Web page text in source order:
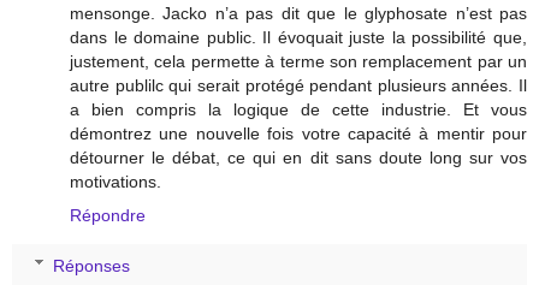
mensonge. Jacko n’a pas dit que le glyphosate n’est pas
dans le domaine public. Il évoquait juste la possibilité que,
justement, cela permette à terme son remplacement par un
autre publilc qui serait protégé pendant plusieurs années. Il
a bien compris la logique de cette industrie. Et vous
démontrez une nouvelle fois votre capacité à mentir pour
détourner le débat, ce qui en dit sans doute long sur vos
motivations.
Répondre
Réponses